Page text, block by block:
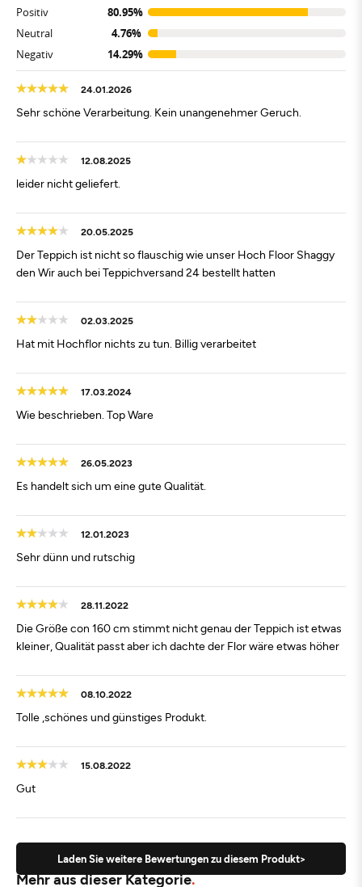
Positiv
80.95%
Neutral
4.76%
Negativ
14.29%
24.01.2026
Sehr schöne Verarbeitung. Kein unangenehmer Geruch.
12.08.2025
leider nicht geliefert.
20.05.2025
Der Teppich ist nicht so flauschig wie unser Hoch Floor Shaggy
den Wir auch bei Teppichversand 24 bestellt hatten
02.03.2025
Hat mit Hochflor nichts zu tun. Billig verarbeitet
17.03.2024
Wie beschrieben. Top Ware
26.05.2023
Es handelt sich um eine gute Qualität.
12.01.2023
Sehr dünn und rutschig
28.11.2022
Die Größe con 160 cm stimmt nicht genau der Teppich ist etwas
kleiner, Qualität passt aber ich dachte der Flor wäre etwas höher
08.10.2022
Tolle ,schönes und günstiges Produkt.
15.08.2022
Gut
Laden Sie weitere Bewertungen zu diesem Produkt>
Mehr aus dieser Kategorie